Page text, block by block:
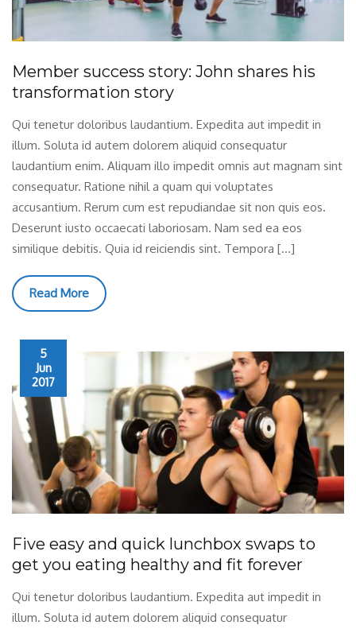
Member success story: John shares his
transformation story
Qui tenetur doloribus laudantium. Expedita aut impedit in
illum. Soluta id autem dolorem aliquid consequatur
laudantium enim. Aliquam illo impedit omnis aut magnam sint
consequatur. Ratione nihil a quam qui voluptates
accusantium. Rerum cum est repudiandae sit non quis eos.
Deserunt iusto occaecati laboriosam. Nam sed ea eos
similique debitis. Quia id reiciendis sint. Tempora […]
Read More
5
Jun
2017
Five easy and quick lunchbox swaps to
get you eating healthy and fit forever
Qui tenetur doloribus laudantium. Expedita aut impedit in
illum. Soluta id autem dolorem aliquid consequatur